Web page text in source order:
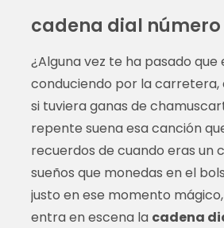
cadena dial número
¿Alguna vez te ha pasado que
conduciendo por la carretera,
si tuviera ganas de
repente suena esa canción
recuerdos de cuando eras un
sueños que monedas en el
justo en ese momento
entra en escena la cadena